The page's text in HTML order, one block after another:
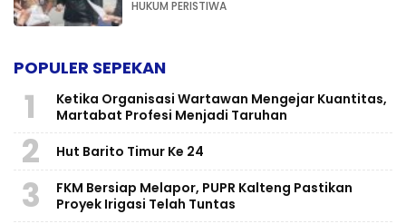
HUKUM PERISTIWA
POPULER SEPEKAN
1
Ketika Organisasi Wartawan Mengejar Kuantitas,
Martabat Profesi Menjadi Taruhan
2 Hut Barito Timur Ke 24
3
FKM Bersiap Melapor, PUPR Kalteng Pastikan
Proyek Irigasi Telah Tuntas